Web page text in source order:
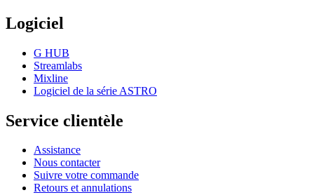
Logiciel
G HUB
Streamlabs
Mixline
Logiciel de la série ASTRO
Service clientèle
Assistance
Nous contacter
Suivre votre commande
Retours et annulations